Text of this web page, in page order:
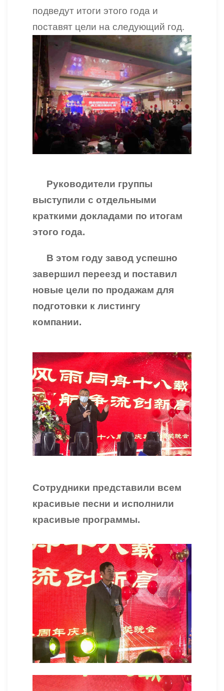
подведут итоги этого года и
поставят цели на следующий год.
Руководители группы
выступили с отдельными
краткими докладами по итогам
этого года.
В этом году завод успешно
завершил переезд и поставил
новые цели по продажам для
подготовки к листингу
компании.
Сотрудники представили всем
красивые песни и исполнили
красивые программы.